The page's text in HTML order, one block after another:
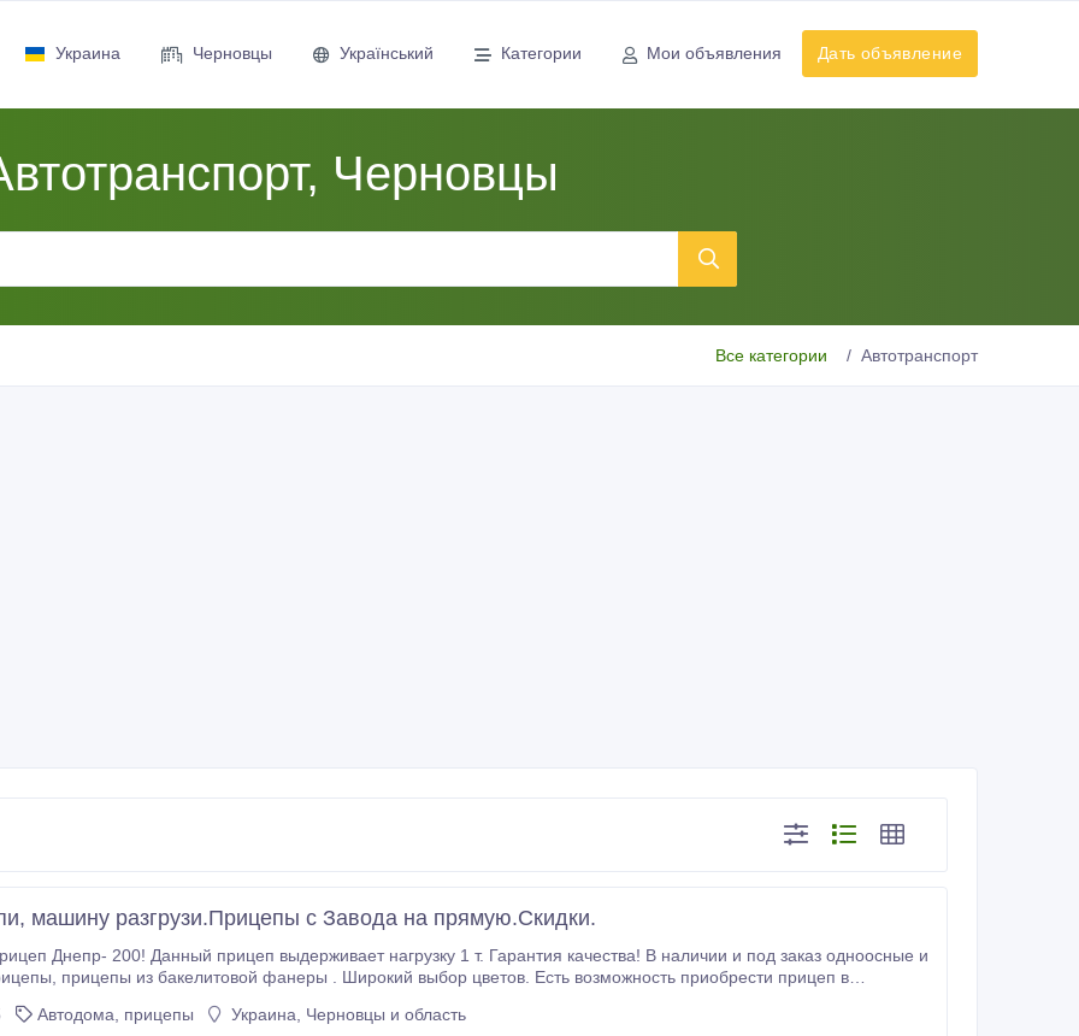
Украина Черновцы Український Категории Мои объявления Дать объявление
Черновцы
Все категории Автотранспорт
машину разгрузи.Прицепы с Завода на прямую.Скидки.
нагрузку 1 т. Гарантия качества! В наличии и под заказ одноосные и
возможность приобрести прицеп в
Автодома, прицепы Украина, Черновцы и область